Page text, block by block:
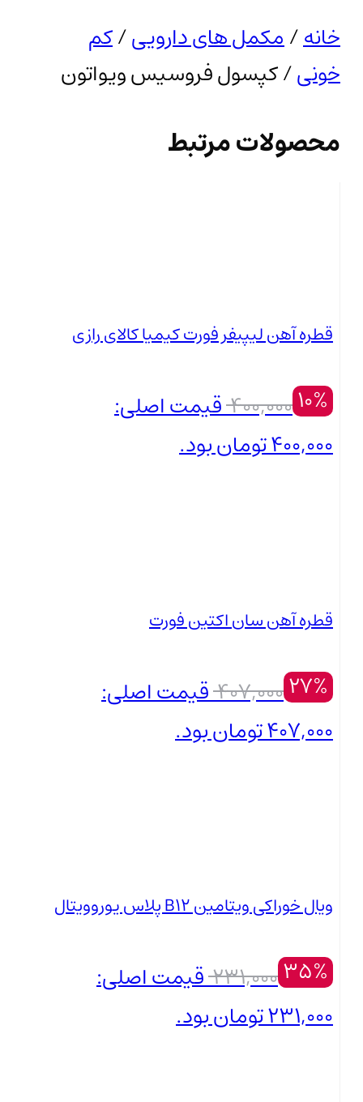
خانه/مکمل های دارویی/کم
خونی/ کپسول فروسیس ویواتون
محصولات مرتبط
قطره آهن لیپیفر فورت کیمیا کالای رازی
10%
400,000 قیمت اصلی:
400,000 تومان بود.
قطره آهن سان اکتین فورت
27%
407,000 قیمت اصلی:
407,000 تومان بود.
ویال خوراکی ویتامین B12 پلاس یوروویتال
35%
231,000 قیمت اصلی:
231,000 تومان بود.